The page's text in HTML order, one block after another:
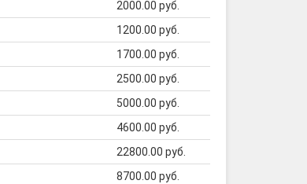
2000.00 руб.
1200.00 руб.
1700.00 руб.
2500.00 руб.
5000.00 руб.
4600.00 руб.
22800.00 руб.
8700.00 руб.